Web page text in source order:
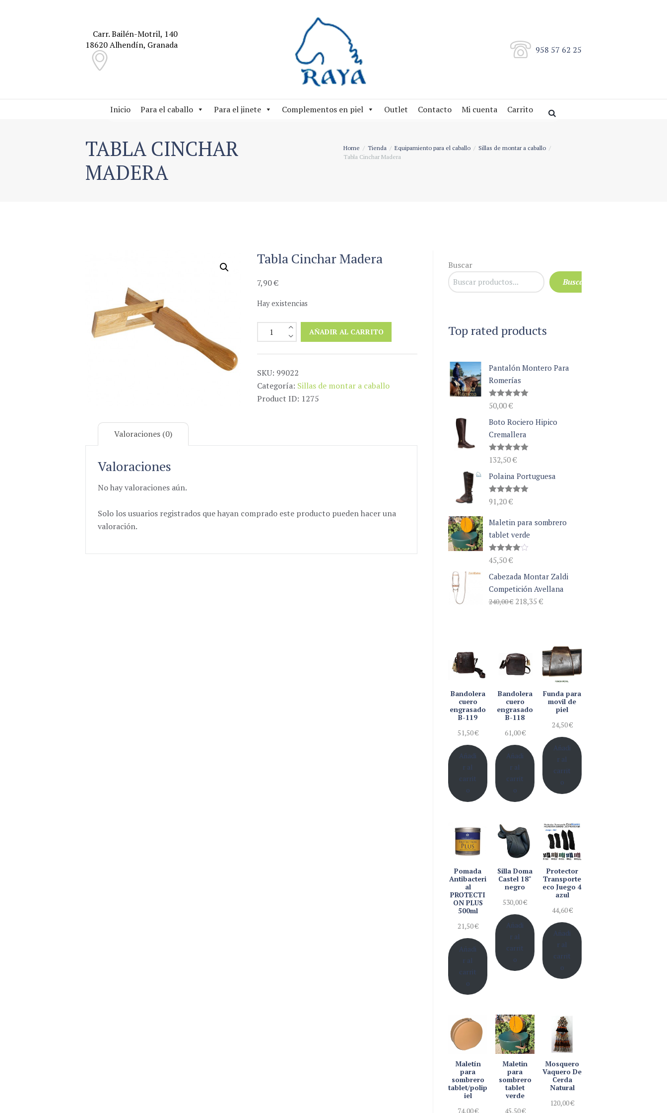
Carr. Bailén-Motril, 140
18620 Alhendín, Granada
958 57 62 25
Inicio Para el caballo Para el jinete Complementos en piel Outlet Contacto Mi cuenta Carrito
TABLA CINCHAR
MADERA
Home Tienda Equipamiento para el caballo
Sillas de montar a caballo
Tabla Cinchar Madera
Tabla Cinchar Madera
7,90€
Hay existencias
Tabla
Cinchar
Madera
AÑADIR AL CARRITO
SKU: 99022
Categoría: Sillas de montar a caballo
Product ID: 1275
Valoraciones (0)
Valoraciones
No hay valoraciones aún.
Solo los usuarios registrados que hayan comprado este producto pueden hacer una
valoración.
Buscar
Buscar
Top rated products
Pantalón Montero Para
Romerías
Valorado
con5.00
de 5
50,00€
Boto Rociero Hipico
Cremallera
Valorado
con5.00
de 5
132,50€
Polaina Portuguesa
Valorado
con5.00
91,20€
Maletin para sombrero
tablet verde
Valorado
con4.00
de 5
45,50€
Cabezada Montar Zaldi
Competición Avellana
240,00€ El
240,00 €.
218,35€El
218,35 €.
Bandolera
cuero
engrasado
B-119
51,50€
Añadi
r al
carrit
o
Bandolera
cuero
engrasado
B-118
61,00€
Añadi
r al
carrit
o
Funda para
movil de
piel
24,50€
Añadi
r al
carrit
o
Pomada
Antibacteri
al
PROTECTI
ON PLUS
500ml
21,50€
Añadi
r al
carrit
o
Silla Doma
Castel 18"
negro
530,00€
Añadi
r al
carrit
o
Protector
Transporte
eco Juego 4
azul
44,60€
Añadi
r al
carrit
o
Maletín
para
sombrero
tablet/polip
iel
74,00€
Maletin
para
sombrero
tablet
verde
45,50€
Mosquero
Vaquero De
Cerda
Natural
120,00€